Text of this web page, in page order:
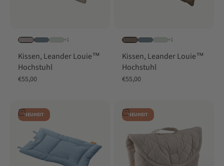
+1
Kissen, Leander Louie™
Hochstuhl
Angebot
€55,00
+1
Kissen, Leander Louie™
Hochstuhl
Angebot
€55,00
NEUHEIT
In den Warenkorb NEUHEIT
In den Warenkorb